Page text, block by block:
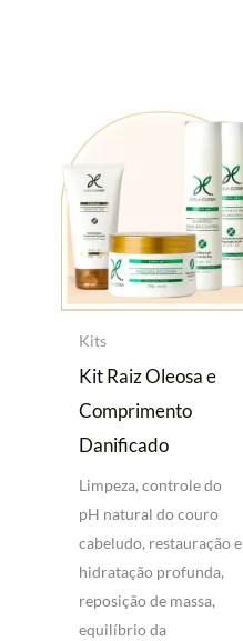
Kits
Kit Raiz Oleosa e
Comprimento
Danificado
Limpeza, controle do
pH natural do couro
cabeludo, restauração e
hidratação profunda,
reposição de massa,
equilíbrio da